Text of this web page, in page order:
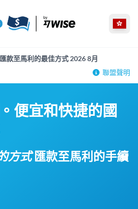
款至馬利的最佳方式 2026 8月
聯盟聲明
便宜和快捷的國
方式匯款至馬利的手續